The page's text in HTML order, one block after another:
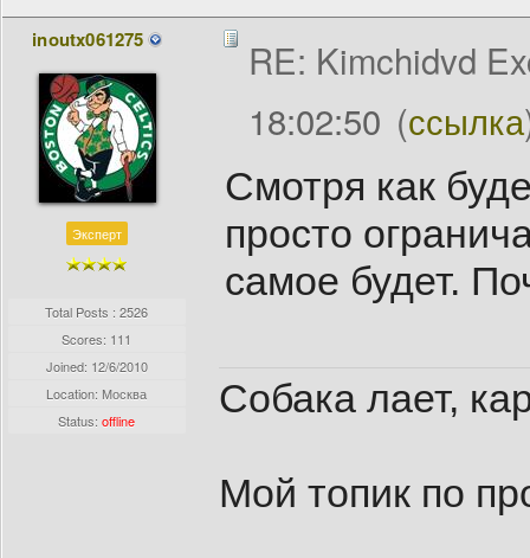
inoutx061275
Эксперт
Total Posts : 2526
Scores: 111
Joined: 12/6/2010
Location: Москва
Status:offline
RE: Kimchidvd
18:02:50 (ссылка
Смотря как
просто
самое будет.
Собака лает,
Мой топик по